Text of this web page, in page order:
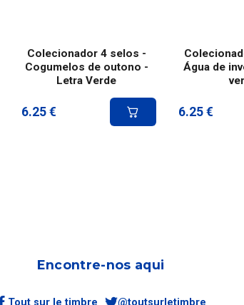
Colecionador 4 selos -
Cogumelos de outono -
Letra Verde
6.25 €
Água de
6.25 €
Encontre-nos aqui
Tout sur le timbre @toutsurletimbre